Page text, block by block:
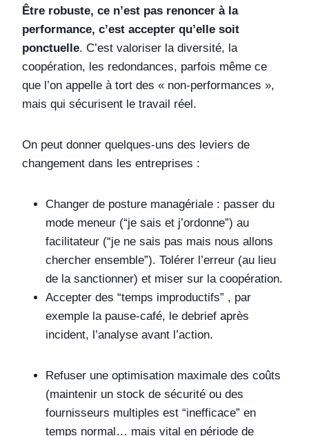
Être robuste, ce n’est pas renoncer à la
performance, c’est accepter qu’elle soit
ponctuelle. C’est valoriser la diversité, la
coopération, les redondances, parfois même ce
que l’on appelle à tort des « non‑performances »,
mais qui sécurisent le travail réel.
On peut donner quelques-uns des leviers de
changement dans les entreprises :
Changer de posture managériale : passer du
mode meneur (“je sais et j’ordonne”) au
facilitateur (“je ne sais pas mais nous allons
chercher ensemble”). Tolérer l’erreur (au lieu
de la sanctionner) et miser sur la coopération.
Accepter des “temps improductifs” , par
exemple la pause-café, le debrief après
incident, l’analyse avant l’action.
Refuser une optimisation maximale des coûts
(maintenir un stock de sécurité ou des
fournisseurs multiples est “inefficace” en
temps normal… mais vital en période de